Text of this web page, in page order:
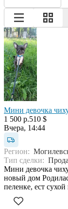
Мини девочка
1 500 р.510 $
Вчера, 14:44
Регион:
Тип сделки:
Мини девочка
новый дом
пеленке, ест